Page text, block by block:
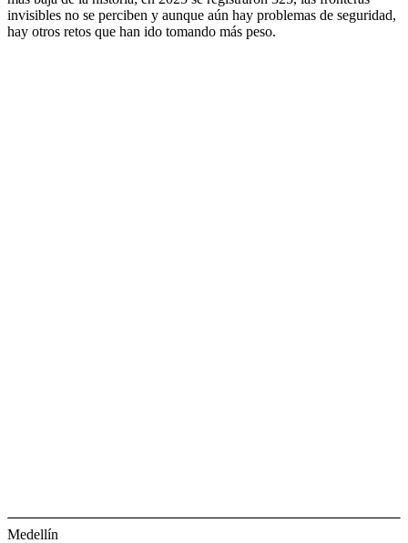
invisibles no se perciben y aunque aún hay problemas de seguridad,
hay otros retos que han ido tomando más peso.
Medellín